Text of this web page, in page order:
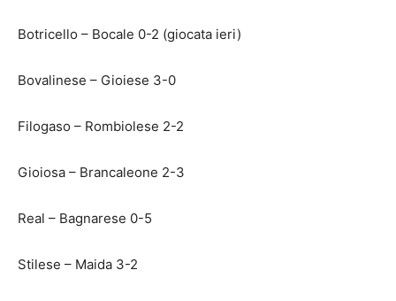
Botricello – Bocale 0-2 (giocata ieri)
Bovalinese – Gioiese 3-0
Filogaso – Rombiolese 2-2
Gioiosa – Brancaleone 2-3
Real – Bagnarese 0-5
Stilese – Maida 3-2